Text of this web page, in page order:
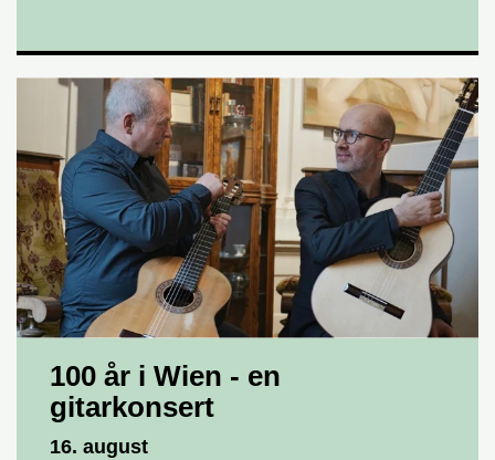
100 år i Wien - en
gitarkonsert
16. august